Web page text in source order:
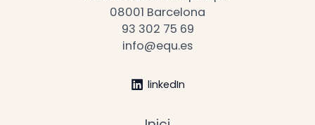
08001 Barcelona
93 302 75 69
info@equ.es
linkedIn